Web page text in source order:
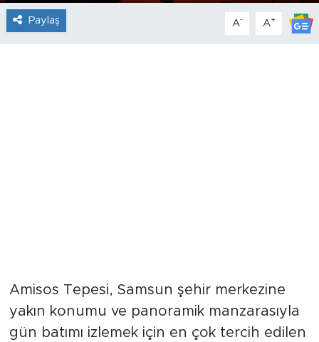
Paylaş A- A+
Amisos Tepesi, Samsun şehir merkezine
yakın konumu ve panoramik manzarasıyla
gün batımı izlemek için en çok tercih edilen